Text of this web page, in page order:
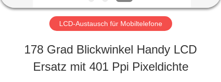
ÜBER
FABRIK
LCD-Austausch für Mobiltelefone
178 Grad Blickwinkel Handy LCD
Ersatz mit 401 Ppi Pixeldichte